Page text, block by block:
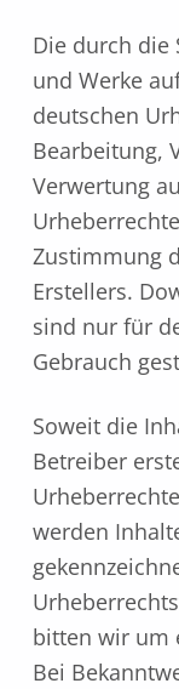
Die durch die
und Werke
deutschen
Bearbeitung,
Verwertung
Zustimmung
Erstellers.
sind nur für
Gebrauch
Soweit die
Betreiber
werden
bitten wir um
Bei